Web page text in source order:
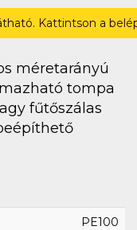
Kattintson a
méretarányú
tompa
fűtőszálas
PE100